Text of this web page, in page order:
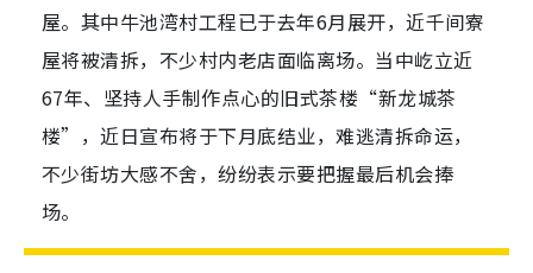
屋。其中牛池湾村工程已于去年6月展开，近千间寮
屋将被清拆，不少村内老店面临离场。当中屹立近
67年、坚持人手制作点心的旧式茶楼“新龙城茶
楼”，近日宣布将于下月底结业，难逃清拆命运，
不少街坊大感不舍，纷纷表示要把握最后机会捧
场。